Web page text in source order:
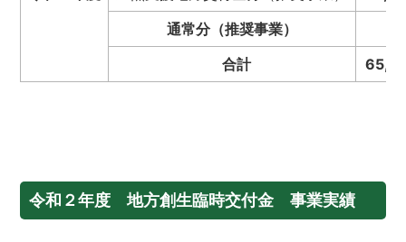
通常分（推奨事業）
合計
令和２年度 地方創生臨時交付金 事業実績